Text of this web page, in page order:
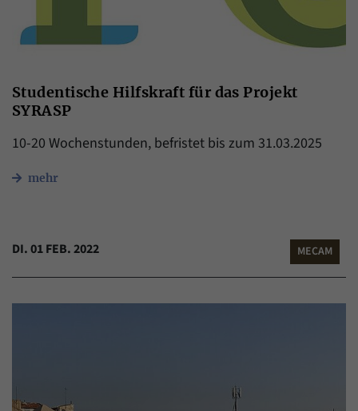
Studentische Hilfskraft für das Projekt
SYRASP
10-20 Wochenstunden, befristet bis zum 31.03.2025
mehr
DI. 01 FEB. 2022 MECAM